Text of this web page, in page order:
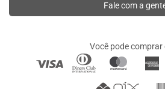
Fale com a
Você pode comprar